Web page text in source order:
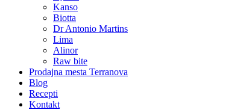
Kanso
Biotta
Dr Antonio Martins
Lima
Alinor
Raw bite
Prodajna mesta Terranova
Blog
Recepti
Kontakt